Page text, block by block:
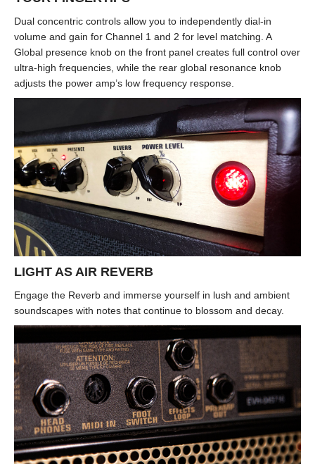
Dual concentric controls allow you to independently dial-in
volume and gain for Channel 1 and 2 for level matching. A
Global presence knob on the front panel creates full control over
ultra-high frequencies, while the rear global resonance knob
adjusts the power amp’s low frequency response.
LIGHT AS AIR REVERB
Engage the Reverb and immerse yourself in lush and ambient
soundscapes with notes that continue to blossom and decay.